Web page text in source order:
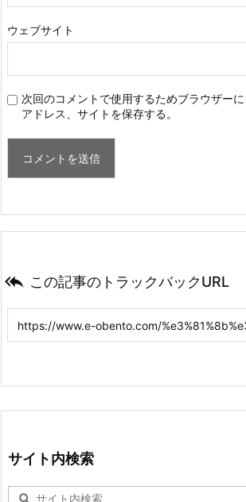
ウェブサイト
次回のコメントで使用するためブラウザー
アドレス、サイトを保存する。
 この記事のトラックバックURL
サイト内検索